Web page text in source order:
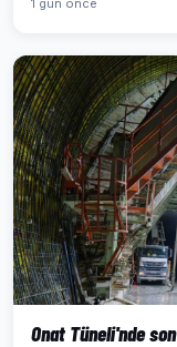
1 gün önce
Onat Tüneli'nde